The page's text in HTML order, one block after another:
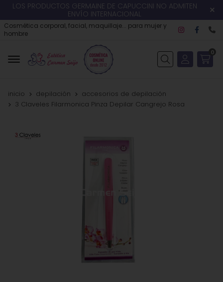
LOS PRODUCTOS GERMAINE DE CAPUCCINI NO ADMITEN
ENVÍO INTERNACIONAL
Cosmética corporal, facial, maquillaje... para mujer y
hombre
Buscar
0
inicio depilación
accesorios de depilación
3 Claveles Filarmonica Pinza Depilar Cangrejo Rosa